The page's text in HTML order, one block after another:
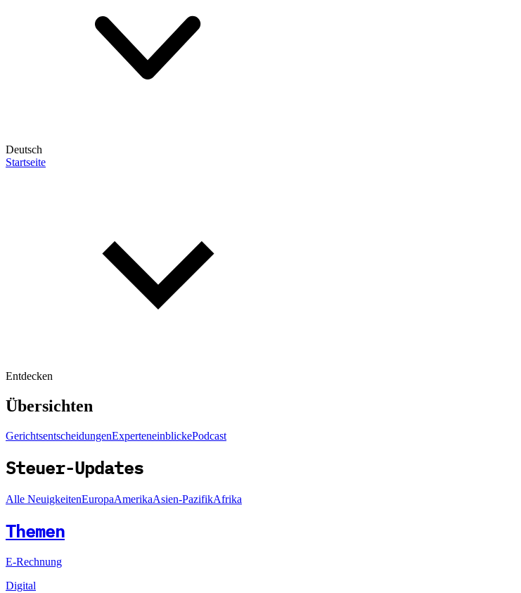
Deutsch
Startseite
Entdecken
Übersichten
GerichtsentscheidungenExperteneinblickePodcast
Steuer-Updates
Alle NeuigkeitenEuropaAmerikaAsien-PazifikAfrika
Themen
E-Rechnung
Digital